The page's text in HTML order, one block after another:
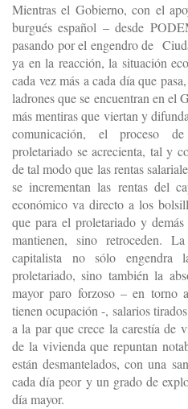
Mientras el Gobierno, con el
burgués español – desde
pasando por el engendro de
ya en la reacción, la situación
cada vez más a cada día que
ladrones que se encuentran en el
más mentiras que viertan y
comunicación, el proceso
proletariado se acrecienta, tal y
de tal modo que las rentas
se incrementan las rentas del
económico va directo a los
que para el proletariado y
mantienen, sino retroceden.
capitalista no sólo engendra
proletariado, sino también la
mayor paro forzoso – en torno
tienen ocupación -, salarios
a la par que crece la carestía de
de la vivienda que repuntan
están desmantelados, con una
cada día peor y un grado de
día mayor.